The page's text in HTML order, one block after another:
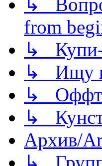
from
↳ Купи-
↳ Ищу
↳
↳
Архив/